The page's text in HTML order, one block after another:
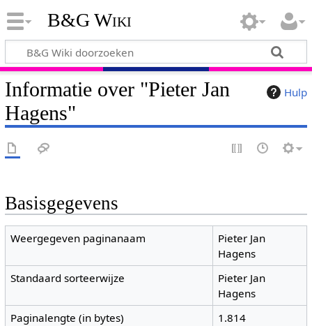
B&G Wiki
Hulp
Informatie over "Pieter Jan
Hagens"
Basisgegevens
Weergegeven paginanaam
Pieter Jan
Hagens
Standaard sorteerwijze
Pieter Jan
Hagens
Paginalengte (in bytes)
1.814